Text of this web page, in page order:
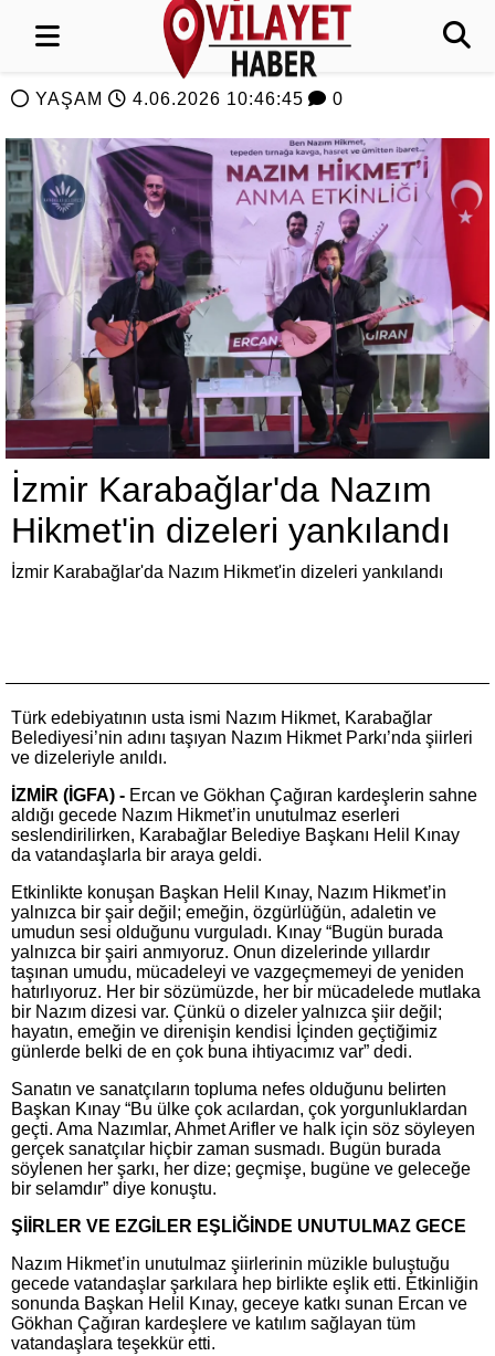
YAŞAM 4.06.2026 10:46:45 0
İzmir Karabağlar'da Nazım
Hikmet'in dizeleri yankılandı
İzmir Karabağlar'da Nazım Hikmet'in dizeleri yankılandı
Türk edebiyatının usta ismi Nazım Hikmet, Karabağlar
Belediyesi’nin adını taşıyan Nazım Hikmet Parkı’nda şiirleri
ve dizeleriyle anıldı.
İZMİR (İGFA) - Ercan ve Gökhan Çağıran kardeşlerin sahne
aldığı gecede Nazım Hikmet’in unutulmaz eserleri
seslendirilirken, Karabağlar Belediye Başkanı Helil Kınay
da vatandaşlarla bir araya geldi.
Etkinlikte konuşan Başkan Helil Kınay, Nazım Hikmet’in
yalnızca bir şair değil; emeğin, özgürlüğün, adaletin ve
umudun sesi olduğunu vurguladı. Kınay “Bugün burada
yalnızca bir şairi anmıyoruz. Onun dizelerinde yıllardır
taşınan umudu, mücadeleyi ve vazgeçmemeyi de yeniden
hatırlıyoruz. Her bir sözümüzde, her bir mücadelede mutlaka
bir Nazım dizesi var. Çünkü o dizeler yalnızca şiir değil;
hayatın, emeğin ve direnişin kendisi İçinden geçtiğimiz
günlerde belki de en çok buna ihtiyacımız var” dedi.
Sanatın ve sanatçıların topluma nefes olduğunu belirten
Başkan Kınay “Bu ülke çok acılardan, çok yorgunluklardan
geçti. Ama Nazımlar, Ahmet Arifler ve halk için söz söyleyen
gerçek sanatçılar hiçbir zaman susmadı. Bugün burada
söylenen her şarkı, her dize; geçmişe, bugüne ve geleceğe
bir selamdır” diye konuştu.
ŞİİRLER VE EZGİLER EŞLİĞİNDE UNUTULMAZ GECE
Nazım Hikmet’in unutulmaz şiirlerinin müzikle buluştuğu
gecede vatandaşlar şarkılara hep birlikte eşlik etti. Etkinliğin
sonunda Başkan Helil Kınay, geceye katkı sunan Ercan ve
Gökhan Çağıran kardeşlere ve katılım sağlayan tüm
vatandaşlara teşekkür etti.